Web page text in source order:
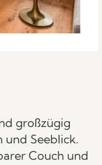
großzügig
und Seeblick.
Couch und